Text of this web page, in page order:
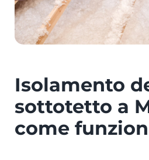
Isolamento
sottotetto a
come